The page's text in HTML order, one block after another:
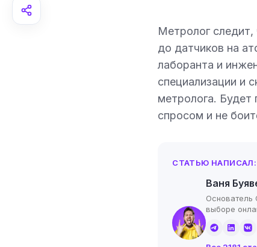
Метролог
до датчиков на
лаборанта и
специализации и
метролога. Будет
спросом и не
СТАТЬЮ НАПИСАЛ:
Ваня
Основатель
выборе